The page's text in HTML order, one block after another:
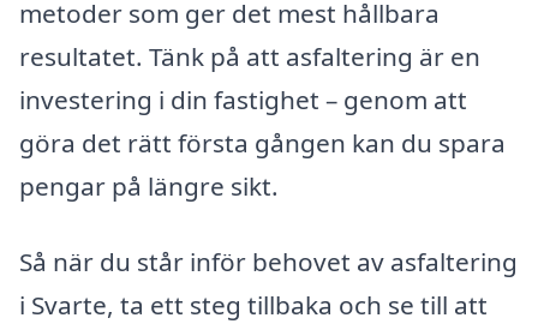
metoder som ger det mest hållbara
resultatet. Tänk på att asfaltering är en
investering i din fastighet – genom att
göra det rätt första gången kan du spara
pengar på längre sikt.
Så när du står inför behovet av asfaltering
i Svarte, ta ett steg tillbaka och se till att